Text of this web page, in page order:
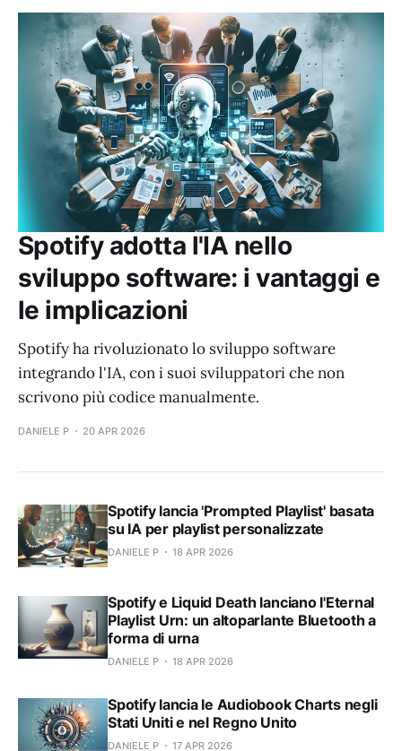
Spotify adotta l'IA nello
sviluppo software: i vantaggi e
le implicazioni
Spotify ha rivoluzionato lo sviluppo software
integrando l'IA, con i suoi sviluppatori che non
scrivono più codice manualmente.
DANIELE P 20 APR 2026
Spotify lancia 'Prompted Playlist' basata
su IA per playlist personalizzate
DANIELE P 18 APR 2026
Spotify e Liquid Death lanciano l'Eternal
Playlist Urn: un altoparlante Bluetooth a
forma di urna
DANIELE P 18 APR 2026
Spotify lancia le Audiobook Charts negli
Stati Uniti e nel Regno Unito
DANIELE P 17 APR 2026